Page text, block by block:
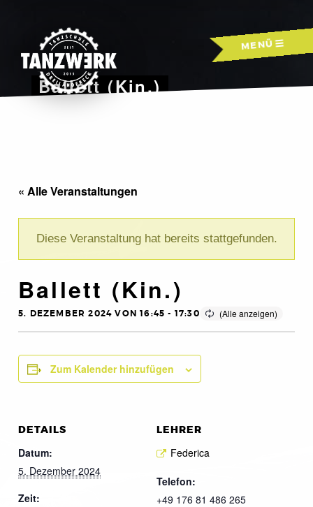
MENÜ
Ballett (Kin.)
« Alle Veranstaltungen
Diese Veranstaltung hat bereits stattgefunden.
Ballett (Kin.)
5. DEZEMBER 2024 VON 16:45 - 17:30
Zum Kalender hinzufügen
DETAILS
Datum:
5. Dezember 2024
Zeit:
LEHRER
Federica
Telefon:
+49 176 81 486 265